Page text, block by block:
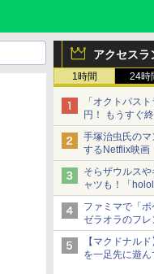
アクセスラ
1時間 24時
「オクトパス
円！ もうすぐ
更新】
ニンテンドーe
67%オフで990円
手塚治虫氏のマ
するNetflix映画
ーロー」本日配
そらザウルス
ャツも！「
ラインナップ
ファミマで「
ゼラオラのフ
ーン開催！
【マクドナル
を一足先に遊ん
30周年を記念